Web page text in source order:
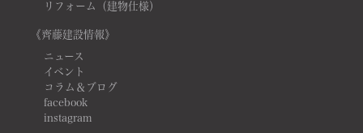
リフォーム（建物仕様）
《齊藤建設情報》
ニュース
イベント
コラム＆ブログ
facebook
instagram